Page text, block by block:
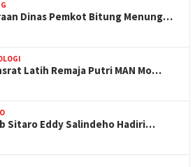
Dinas Pemkot Bitung Menung…
Latih Remaja Putri MAN Mo…
Sitaro Eddy Salindeho Hadiri…